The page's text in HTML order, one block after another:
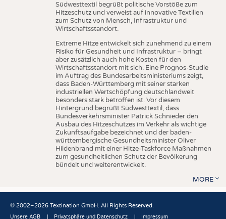
Südwesttextil begrüßt politische Vorstöße zum
Hitzeschutz und verweist auf innovative Textilien
zum Schutz von Mensch, Infrastruktur und
Wirtschaftsstandort.
Extreme Hitze entwickelt sich zunehmend zu einem
Risiko für Gesundheit und Infrastruktur – bringt
aber zusätzlich auch hohe Kosten für den
Wirtschaftsstandort mit sich. Eine Prognos-Studie
im Auftrag des Bundesarbeitsministeriums zeigt,
dass Baden-Württemberg mit seiner starken
industriellen Wertschöpfung deutschlandweit
besonders stark betroffen ist. Vor diesem
Hintergrund begrüßt Südwesttextil, dass
Bundesverkehrsminister Patrick Schnieder den
Ausbau des Hitzeschutzes im Verkehr als wichtige
Zukunftsaufgabe bezeichnet und der baden-
württembergische Gesundheitsminister Oliver
Hildenbrand mit einer Hitze-Taskforce Maßnahmen
zum gesundheitlichen Schutz der Bevölkerung
bündelt und weiterentwickelt.
MORE
© 2002–2026 Textination GmbH. All Rights Reserved.
Unsere AGB Privatsphäre und Datenschutz Impressum